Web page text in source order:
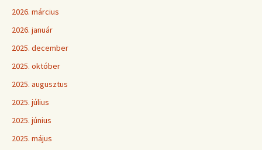
2026. március
2026. január
2025. december
2025. október
2025. augusztus
2025. július
2025. június
2025. május